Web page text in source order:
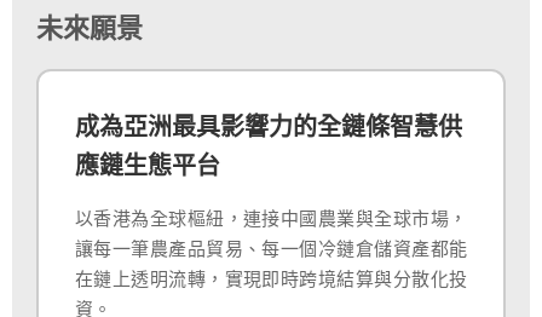
未來願景
成為亞洲最具影響力的全鏈條智慧供
應鏈生態平台
以香港為全球樞紐，連接中國農業與全球市場，
讓每一筆農產品貿易、每一個冷鏈倉儲資產都能
在鏈上透明流轉，實現即時跨境結算與分散化投
資。